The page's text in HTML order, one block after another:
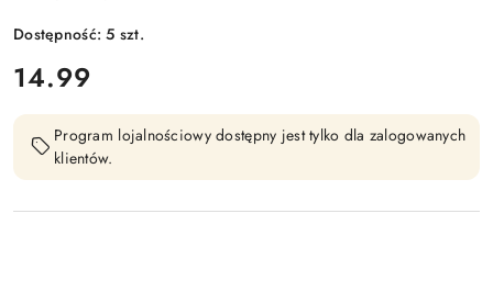
Dostępność:5 szt.
cena:
14.99
Program lojalnościowy dostępny jest tylko dla zalogowanych
klientów.